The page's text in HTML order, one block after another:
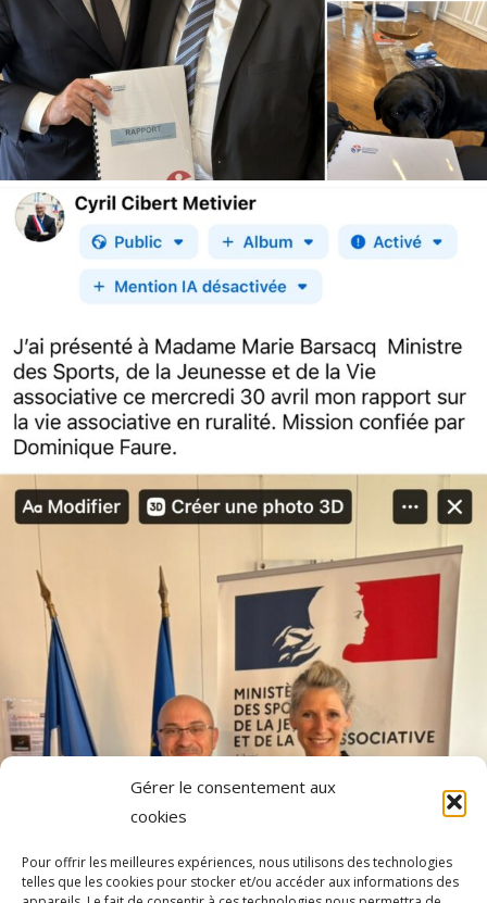
Gérer le consentement aux
cookies
Pour offrir les meilleures expériences, nous utilisons des technologies
telles que les cookies pour stocker et/ou accéder aux informations des